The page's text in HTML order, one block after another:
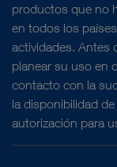
productos que no
en todos los
actividades. Antes
planear su uso en
contacto con la
la disponibilidad
autorización para